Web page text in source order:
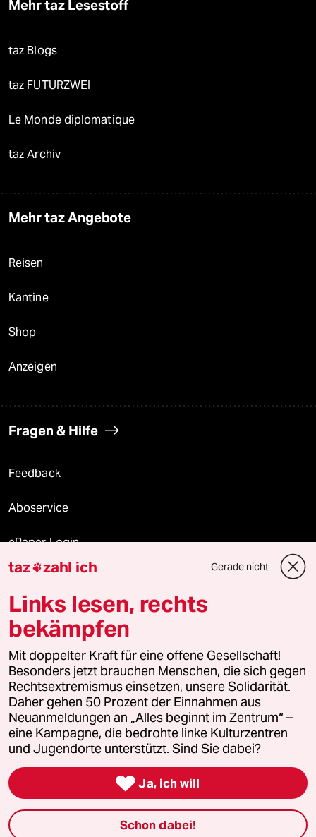
Mehr taz Lesestoff
taz Blogs
taz FUTURZWEI
Le Monde diplomatique
taz Archiv
Mehr taz Angebote
Reisen
Kantine
Shop
Anzeigen
Fragen & Hilfe
Feedback
Aboservice
ePaper Login
Downloads für Abonnierende
© 2026 taz Verlags und Vertriebs GmbH
Alle Rechte vorbehalten. Bei rechtlichen Fragen oder für Genehmigungen
wenden Sie sich bitte an
lizenzen@taz.de
Feedback Redaktionsstatut Kommune-Richtlinien
Leitlinie Informant Datenschutz Impressum AGB
Seitenwende Einwilligungen widerrufen (Ads)
taz zahl ich Gerade nicht
Links lesen, rechts
bekämpfen
Mit doppelter Kraft für eine offene Gesellschaft!
Besonders jetzt brauchen Menschen, die sich gegen
Rechtsextremismus einsetzen, unsere Solidarität.
Daher gehen 50 Prozent der Einnahmen aus
Neuanmeldungen an „Alles beginnt im Zentrum“ –
eine Kampagne, die bedrohte linke Kulturzentren
und Jugendorte unterstützt. Sind Sie dabei?
 Ja, ich will
Schon dabei!